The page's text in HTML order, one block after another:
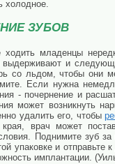
холодное.
ЗУБОВ
ходить младенцы
выдерживают и
со льдом, чтобы они
Если нужна
- почернение и
может возникнуть
удалить его, чтобы
края, врач может
Поднимите зуб
упаковке и
имплантации.